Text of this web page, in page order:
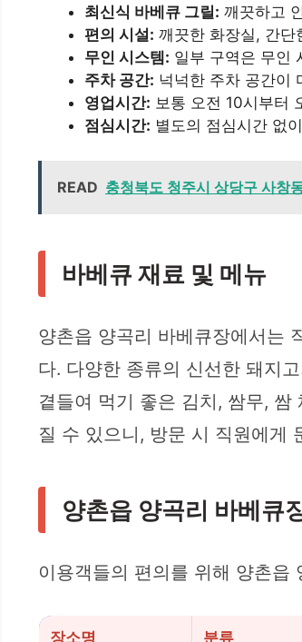
최신식 바베큐 그릴: 깨끗하고
편의 시설: 깨끗한 화장실, 간단
무인 시스템: 일부 구역은 무인
주차 공간: 넉넉한 주차 공간이
영업시간: 보통 오전 10시부터
점심시간: 별도의 점심시간 없
READ 충청북도 청주시 상당구 사창
바베큐 재료 및 메뉴
양촌읍 양곡리 바베큐장에서는
다. 다양한 종류의 신선한 돼지
곁들여 먹기 좋은 김치, 쌈무,
질 수 있으니, 방문 시 직원에게
양촌읍 양곡리 바베큐
이용객들의 편의를 위해 양촌읍
장소명 분류